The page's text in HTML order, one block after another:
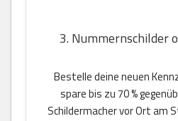
3. Nummernschilder
Bestelle deine neuen
spare bis zu 70 %
Schildermacher vor Ort am